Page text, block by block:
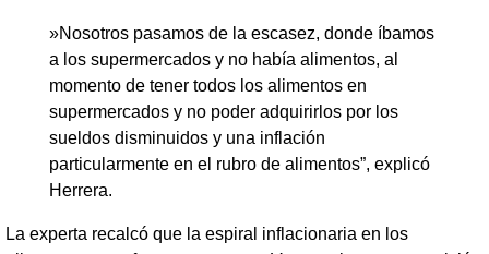
​»Nosotros pasamos de la escasez, donde íbamos
a los supermercados y no había alimentos, al
momento de tener todos los alimentos en
supermercados y no poder adquirirlos por los
sueldos disminuidos y una inflación
particularmente en el rubro de alimentos”, explicó
Herrera.
​La experta recalcó que la espiral inflacionaria en los